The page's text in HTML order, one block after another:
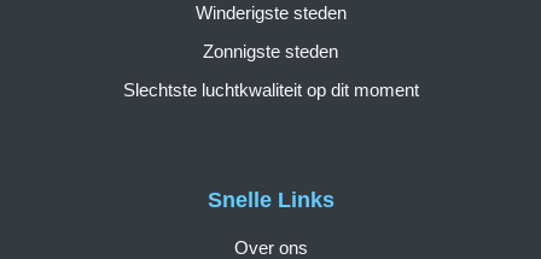
Snelle Links
Over ons
Winderigste steden
Zonnigste steden
Slechtste luchtkwaliteit op dit moment